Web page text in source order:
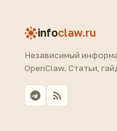
infoclaw.ru
Независимый
OpenClaw. Статьи,